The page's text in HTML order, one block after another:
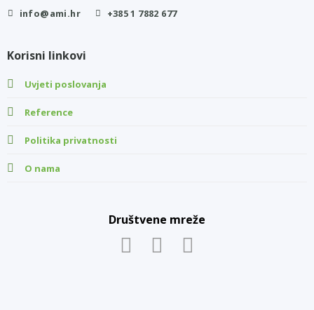
info@ami.hr +385 1 7882 677
Korisni linkovi
Uvjeti poslovanja
Reference
Politika privatnosti
O nama
Društvene mreže